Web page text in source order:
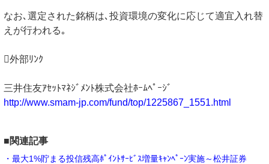
なお､選定された銘柄は､投資環境の変化に応じて適宜入れ替
えが行われる｡
外部ﾘﾝｸ
三井住友ｱｾｯﾄﾏﾈｼﾞﾒﾝﾄ株式会社ﾎｰﾑﾍﾟｰｼﾞ
http://www.smam-jp.com/fund/top/1225867_1551.html
■関連記事
・最大1%貯まる投信残高ﾎﾟｲﾝﾄｻｰﾋﾞｽ増量ｷｬﾝﾍﾟｰﾝ実施～松井証券